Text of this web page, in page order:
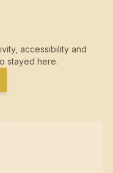
accessibility and
stayed here.